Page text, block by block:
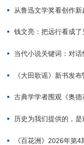
从鲁迅文学奖看创作新
钱文亮：把远行看成了
当代小说关键词：对
《大田歌谣》新书发
古典学学者围观《奥德赛
历史为我们提供的，是
《百花洲》2026年第